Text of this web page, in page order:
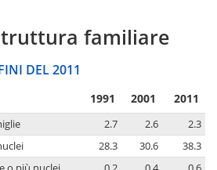
familiare
DEL 2011
1991 2001 2011
2.7 2.6
2.3
28.3 30.6
38.3